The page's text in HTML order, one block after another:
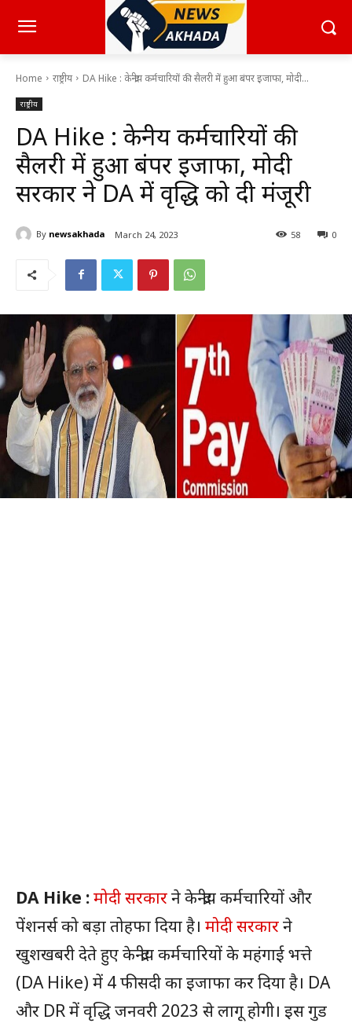
Home राष्ट्रीय DA Hike : केन्द्रीय कर्मचारियों की सैलरी में हुआ बंपर इजाफा, मोदी...
राष्ट्रीय
DA Hike : केन्द्रीय कर्मचारियों की
सैलरी में हुआ बंपर इजाफा, मोदी
सरकार ने DA में वृद्धि को दी मंजूरी
By newsakhada March 24, 2023 0
58
DA Hike :मोदी सरकारने केन्द्रीय कर्मचारियों और
पेंशनर्स को बड़ा तोहफा दिया है। मोदी सरकारने
खुशखबरी देते हुए केन्द्रीय कर्मचारियों के महंगाई भत्ते
(DA Hike) में 4 फीसदी का इजाफा कर दिया है। DA
और DR में वृद्धि जनवरी 2023 से लागू होगी। इस गुड